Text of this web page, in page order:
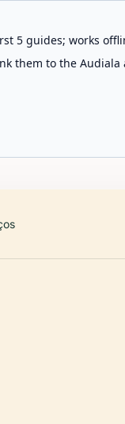
5 guides; works
them to the